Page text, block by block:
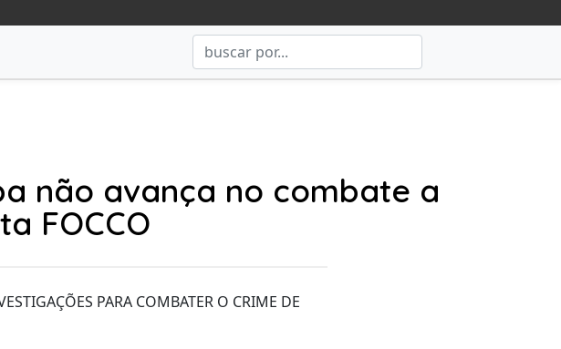
não avança no combate a
FOCCO
PARA COMBATER O CRIME DE